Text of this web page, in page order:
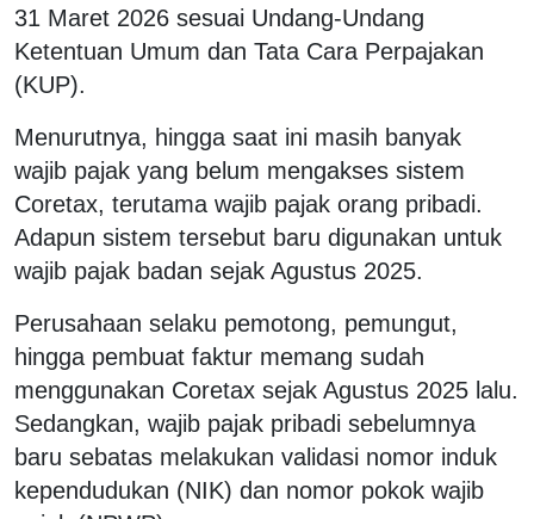
31 Maret 2026 sesuai Undang-Undang
Ketentuan Umum dan Tata Cara Perpajakan
(KUP).
Menurutnya, hingga saat ini masih banyak
wajib pajak yang belum mengakses sistem
Coretax, terutama wajib pajak orang pribadi.
Adapun sistem tersebut baru digunakan untuk
wajib pajak badan sejak Agustus 2025.
Perusahaan selaku pemotong, pemungut,
hingga pembuat faktur memang sudah
menggunakan Coretax sejak Agustus 2025 lalu.
Sedangkan, wajib pajak pribadi sebelumnya
baru sebatas melakukan validasi nomor induk
kependudukan (NIK) dan nomor pokok wajib